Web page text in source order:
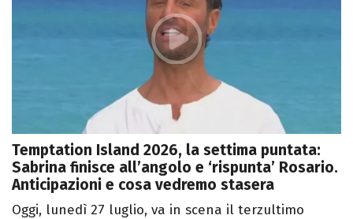
Temptation Island 2026, la settima puntata:
Sabrina finisce all’angolo e ‘rispunta’ Rosario.
Anticipazioni e cosa vedremo stasera
Oggi, lunedì 27 luglio, va in scena il terzultimo